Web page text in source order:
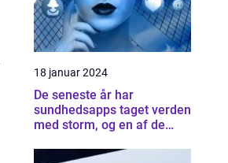
18 januar 2024
De seneste år har
sundhedsapps taget verden
med storm, og en af de
innovative apps på